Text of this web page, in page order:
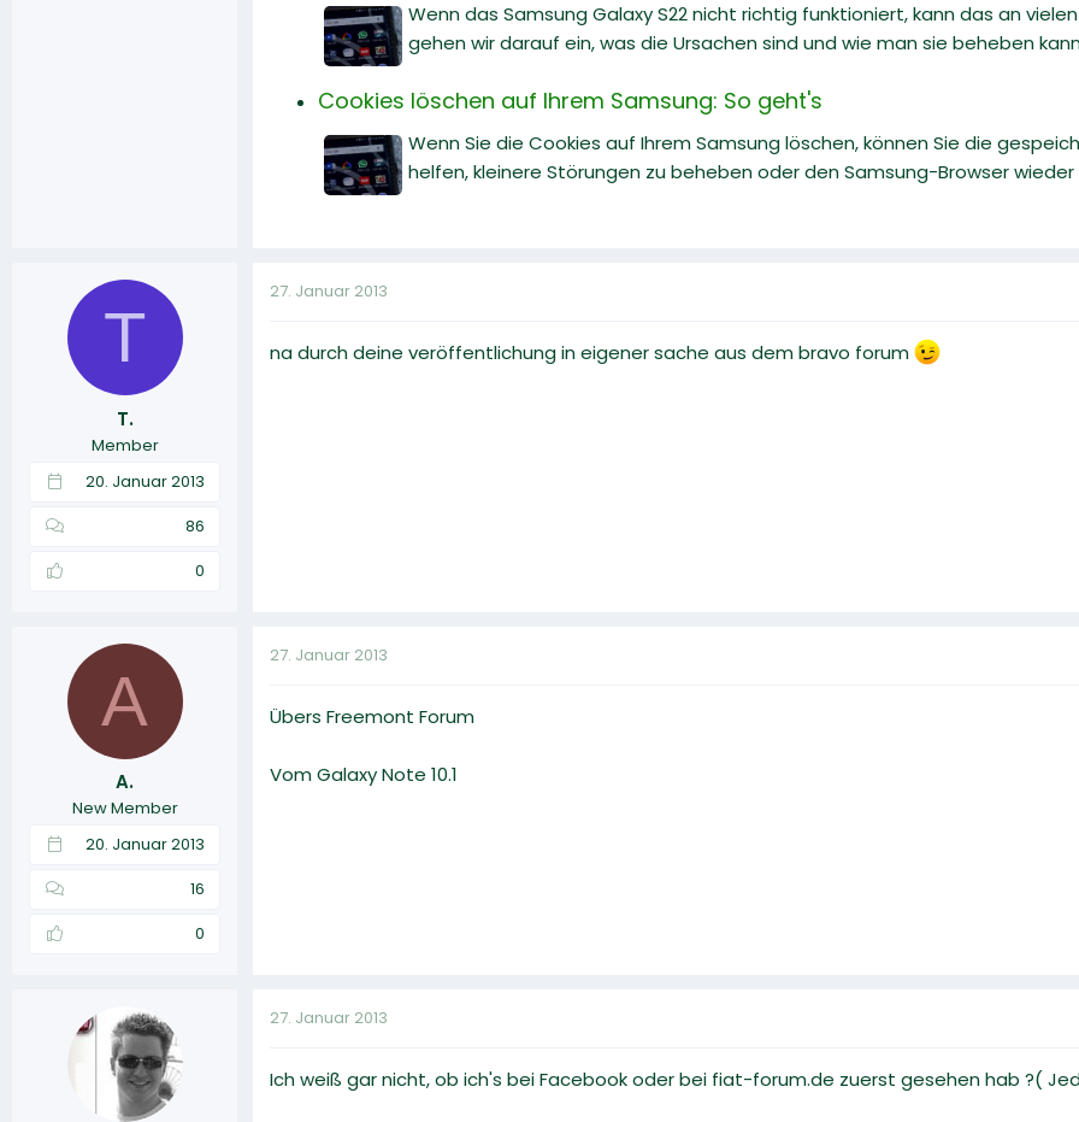
Wenn das Samsung Galaxy S22 nicht richtig funktioniert, kann das an
gehen wir darauf ein, was die Ursachen sind und wie man sie beheben
Cookies löschen auf Ihrem Samsung: So geht's
Wenn Sie die Cookies auf Ihrem Samsung löschen, können Sie die
helfen, kleinere Störungen zu beheben oder den Samsung-Browser
T
T.
Member
20. Januar 2013
86
0
27. Januar 2013
na durch deine veröffentlichung in eigener sache aus dem bravo forum
A
A.
New Member
20. Januar 2013
16
0
27. Januar 2013
Übers Freemont Forum
Vom Galaxy Note 10.1
27. Januar 2013
Ich weiß gar nicht, ob ich's bei Facebook oder bei fiat-forum.de zuerst gesehen hab ?(